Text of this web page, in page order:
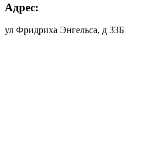
Адрес:
ул Фридриха Энгельса, д 33Б